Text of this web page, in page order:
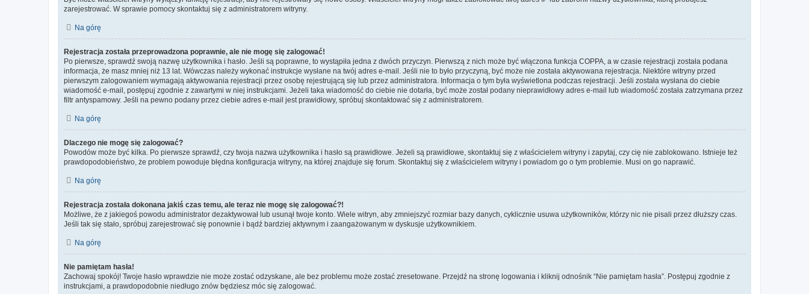
zarejestrować. W sprawie pomocy skontaktuj się z administratorem witryny.
Na górę
Rejestracja została przeprowadzona poprawnie, ale nie mogę się zalogować!
Po pierwsze, sprawdź swoją nazwę użytkownika i hasło. Jeśli są poprawne, to wystąpiła jedna z dwóch przyczyn. Pierwszą z nich może być włączona funkcja COPPA, a w czasie rejestracji została podana
informacja, że masz mniej niż 13 lat. Wówczas należy wykonać instrukcje wysłane na twój adres e-mail. Jeśli nie to było przyczyną, być może nie została aktywowana rejestracja. Niektóre witryny przed
pierwszym zalogowaniem wymagają aktywowania rejestracji przez osobę rejestrującą się lub przez administratora. Informacja o tym była wyświetlona podczas rejestracji. Jeśli została wysłana do ciebie
wiadomość e-mail, postępuj zgodnie z zawartymi w niej instrukcjami. Jeżeli taka wiadomość do ciebie nie dotarła, być może został podany nieprawidłowy adres e-mail lub wiadomość została zatrzymana przez
filtr antyspamowy. Jeśli na pewno podany przez ciebie adres e-mail jest prawidłowy, spróbuj skontaktować się z administratorem.
Na górę
Dlaczego nie mogę się zalogować?
Powodów może być kilka. Po pierwsze sprawdź, czy twoja nazwa użytkownika i hasło są prawidłowe. Jeżeli są prawidłowe, skontaktuj się z właścicielem witryny i zapytaj, czy cię nie zablokowano. Istnieje też
prawdopodobieństwo, że problem powoduje błędna konfiguracja witryny, na której znajduje się forum. Skontaktuj się z właścicielem witryny i powiadom go o tym problemie. Musi on go naprawić.
Na górę
Rejestracja została dokonana jakiś czas temu, ale teraz nie mogę się zalogować?!
Możliwe, że z jakiegoś powodu administrator dezaktywował lub usunął twoje konto. Wiele witryn, aby zmniejszyć rozmiar bazy danych, cyklicznie usuwa użytkowników, którzy nic nie pisali przez dłuższy czas.
Jeśli tak się stało, spróbuj zarejestrować się ponownie i bądź bardziej aktywnym i zaangażowanym w dyskusje użytkownikiem.
Na górę
Nie pamiętam hasła!
Zachowaj spokój! Twoje hasło wprawdzie nie może zostać odzyskane, ale bez problemu może zostać zresetowane. Przejdź na stronę logowania i kliknij odnośnik “Nie pamiętam hasła”. Postępuj zgodnie z
instrukcjami, a prawdopodobnie niedługo znów będziesz móc się zalogować.